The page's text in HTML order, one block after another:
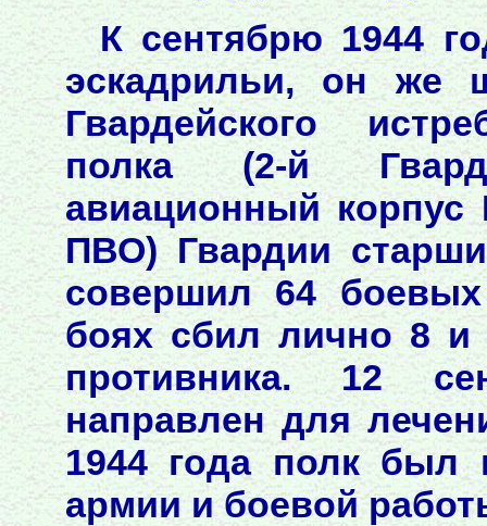
К сентябрю 1944
эскадрильи, он же
Гвардейского
полка (2-й
авиационный
ПВО) Гвардии
совершил 64
боях сбил лично 8 и
противника. 12
направлен для
1944 года полк был
армии и боевой